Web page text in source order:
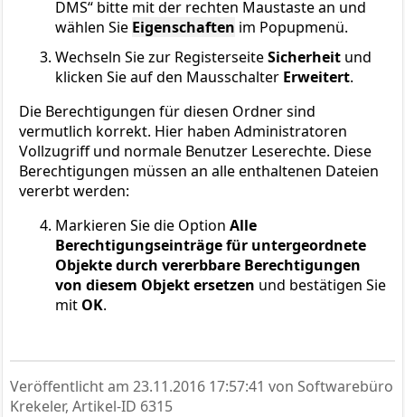
DMS“ bitte mit der rechten Maustaste an und
wählen Sie Eigenschaften im Popupmenü.
Wechseln Sie zur RegisterseiteSicherheit und
klicken Sie auf den Mausschalter Erweitert.
Die Berechtigungen für diesen Ordner sind
vermutlich korrekt. Hier haben Administratoren
Vollzugriff und normale Benutzer Leserechte. Diese
Berechtigungen müssen an alle enthaltenen Dateien
vererbt werden:
Markieren Sie die Option Alle
Berechtigungseinträge für untergeordnete
Objekte durch vererbbare Berechtigungen
von diesem Objekt ersetzen und bestätigen Sie
mit OK.
Veröffentlicht am 23.11.2016 17:57:41 von Softwarebüro
Krekeler, Artikel-ID 6315